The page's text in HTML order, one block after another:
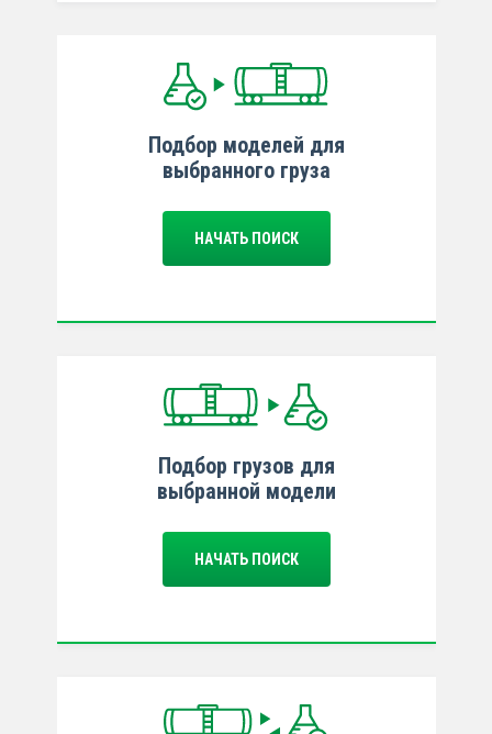
Подбор моделей для
выбранного груза
НАЧАТЬ ПОИСК
Подбор грузов для
выбранной модели
НАЧАТЬ ПОИСК